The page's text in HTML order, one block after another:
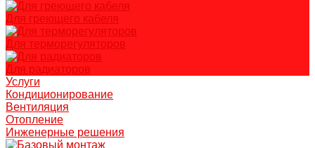
Для греющего кабеля
Для терморегуляторов
Для радиаторов
Услуги
Кондиционирование
Вентиляция
Отопление
Инженерные решения